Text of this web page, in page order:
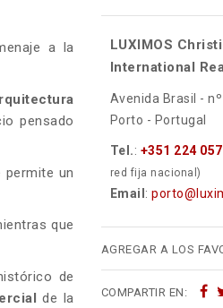
a la
pensado
permite un
que
de
de la
LUXIMOS
International
Avenida Brasil -
Porto - Portugal
Tel.: +351 224
red fija nacional)
Email :
AGREGAR A LOS
COMPARTIR EN: